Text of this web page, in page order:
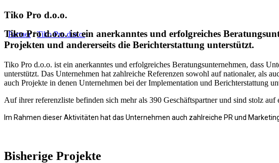
Tiko Pro d.o.o.
Partner/Tiko Pro d.o.o.
Tiko Pro d.o.o. ist ein anerkanntes und erfolgreiches
Projekten und andererseits die Berichterstattung unterstützt.
Tiko Pro d.o.o. ist ein anerkanntes und erfolgreiches Beratungsunternehmen, dass
unterstützt. Das Unternehmen hat zahlreiche Referenzen sowohl auf nationaler, als
auch Projekte in denen Unternehmen bei der Implementation und Berichterstattung
Auf ihrer referenzliste befinden sich mehr als 390 Geschäftspartner und sind stolz
Im Rahmen dieser Aktivitäten hat das Unternehmen auch zahlreiche PR und
Bisherige Projekte